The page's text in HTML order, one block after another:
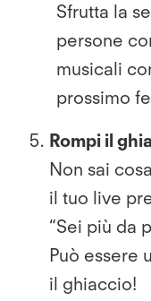
Sfrutta la
persone
musicali
prossimo
Rompi il
Non sai
il tuo live
“Sei più da
Può essere
il ghiaccio!